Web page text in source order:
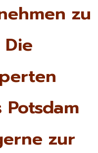
zu
Potsdam
zur